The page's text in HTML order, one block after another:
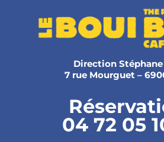
Direction Stéphane
7 rue Mourguet –
04 72 05